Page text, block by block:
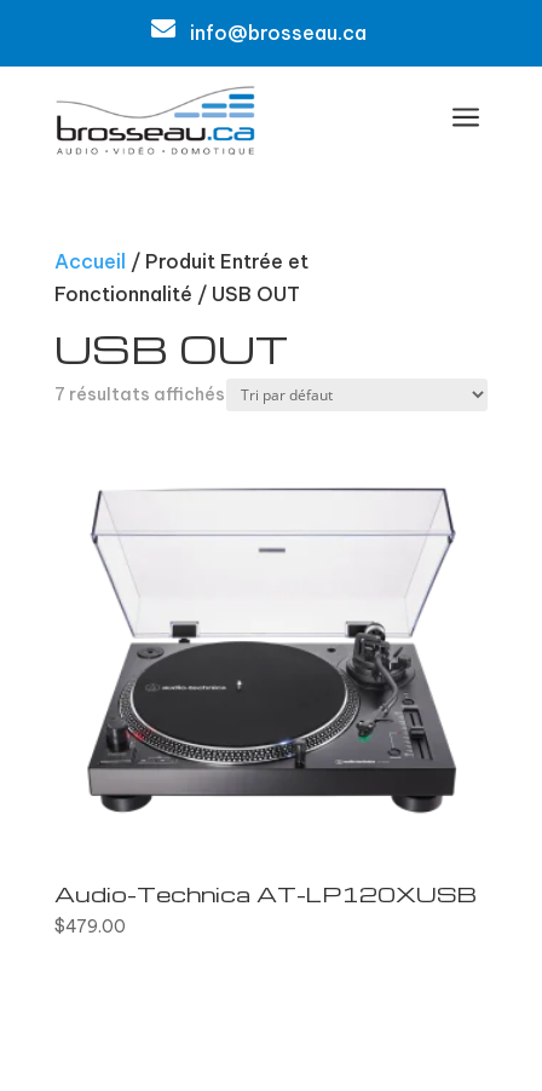
 info@brosseau.ca
a
Accueil / Produit Entrée et
Fonctionnalité / USB OUT
USB OUT
7 résultats affichés
Audio-Technica AT-LP120XUSB
$479.00